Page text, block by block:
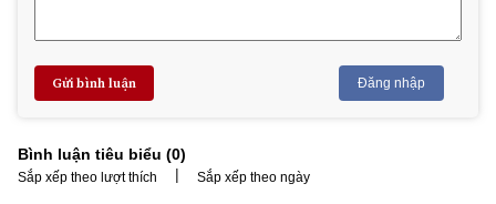
Gửi bình luận Đăng nhập
Bình luận tiêu biểu (0)
Sắp xếp theo lượt thích | Sắp xếp theo ngày